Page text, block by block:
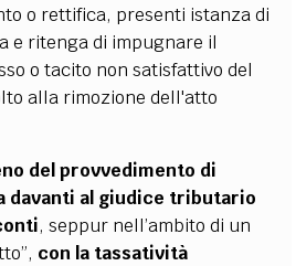
o rettifica, presenti istanza di
e ritenga di impugnare il
o tacito non satisfattivo del
alla rimozione dell'atto
del provvedimento di
davanti al giudice tributario
, seppur nell’ambito di un
con la tassatività